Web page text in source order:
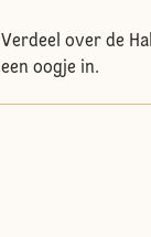
Verdeel over de
een oogje in.